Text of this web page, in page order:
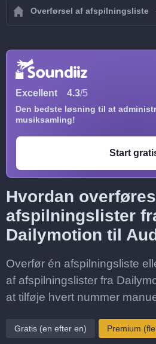
Overførsel af afspilningsliste
Excellent 4.3/5
Den bedste løsning til at
musiksamling!
Start
Hvordan overføres
afspilningslister
Dailymotion til
Overfør én afspilningsliste
af afspilningslister fra
at tilføje hvert nummer
Gratis (en efter en) Premium